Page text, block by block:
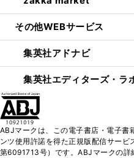
その他WEBサービス
集英社アドナビ
集英社エディターズ・ラ
ABJマークは、この電子書店・電子書
ンツ使用許諾を得た正規版配信サー
第6091713号）です。ABJマークの詳